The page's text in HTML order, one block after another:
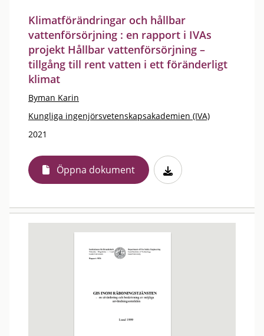
Klimatförändringar och hållbar
vattenförsörjning : en rapport i IVAs
projekt Hållbar vattenförsörjning –
tillgång till rent vatten i ett föränderligt
klimat
Byman Karin
Kungliga ingenjörsvetenskapsakademien (IVA)
2021
Öppna dokument